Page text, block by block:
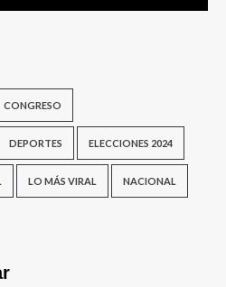
CONGRESO
DEPORTES ELECCIONES 2024
LO MÁS VIRAL NACIONAL